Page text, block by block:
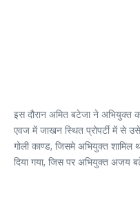
इस दौरान अमित बटेजा ने अभियुक्त
एवज में जाखन स्थित प्रोपर्टी में से
गोली काण्ड, जिसमे अभियुक्त
दिया गया, जिस पर अभियुक्त अजय